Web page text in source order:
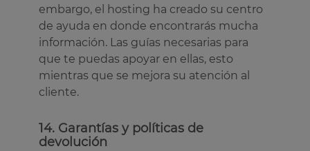
embargo, el hosting ha creado su centro
de ayuda en donde encontrarás mucha
información. Las guías necesarias para
que te puedas apoyar en ellas, esto
mientras que se mejora su atención al
cliente.
14. Garantías y políticas de
devolución